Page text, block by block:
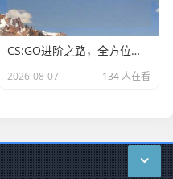
CS:GO进阶之路，全方位中文练习指南与实战技巧解析csgo用中文怎么说
2026-08-07 134 人在看